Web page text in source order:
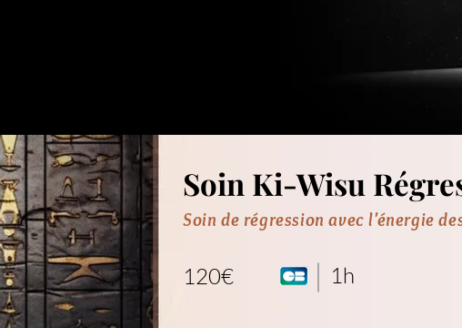
Soin Ki-Wisu
Soin de régression avec l'énergie
120€ 1h